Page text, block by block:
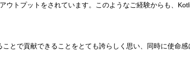
トプットをされています。このようなご経験からも、
とで貢献できることをとても誇らしく思い、同時に使命